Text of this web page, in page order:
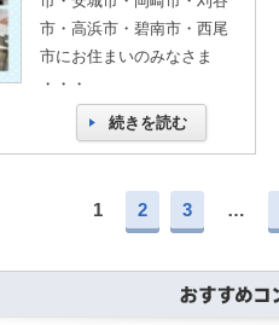
市・高浜市・碧南市・西尾
市にお住まいのみなさま
・・・
続きを読む
1 2 3 …